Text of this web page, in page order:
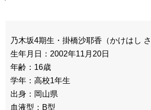
乃木坂4期生・掛橋沙耶香（かけはし さ
生年月日：2002年11月20日
年齢：16歳
学年：高校1年生
出身：岡山県
血液型：B型